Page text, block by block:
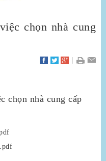
chọn nhà cung
chọn nhà cung cấp